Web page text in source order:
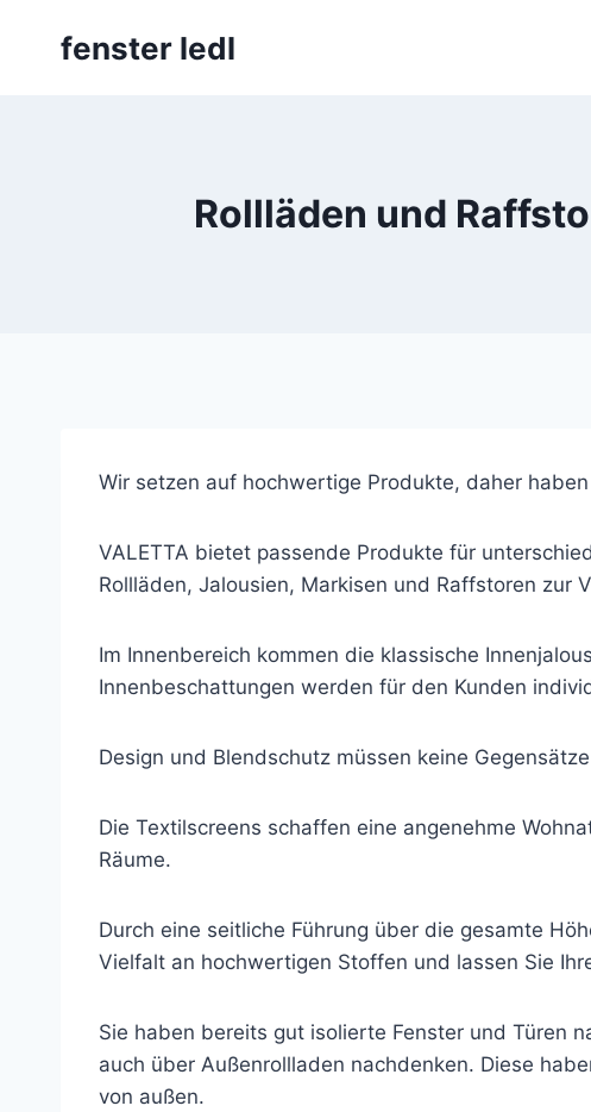
fenster ledl
Rollläden und
Wir setzen auf hochwertige Produkte, daher
VALETTA bietet passende Produkte für
Rollläden, Jalousien, Markisen und Raffstoren zur
Im Innenbereich kommen die klassische
Innenbeschattungen werden für den Kunden
Design und Blendschutz müssen keine
Die Textilscreens schaffen eine angenehme
Räume.
Durch eine seitliche Führung über die gesamte
Vielfalt an hochwertigen Stoffen und lassen Sie
Sie haben bereits gut isolierte Fenster und Türen
auch über Außenrollladen nachdenken. Diese
von außen.